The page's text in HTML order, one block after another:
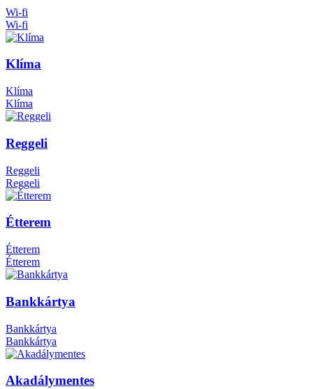
Wi-fi
Wi-fi
Klíma
Klíma
Klíma
Reggeli
Reggeli
Reggeli
Étterem
Étterem
Étterem
Bankkártya
Bankkártya
Bankkártya
Akadálymentes